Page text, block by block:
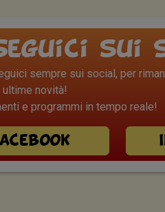
sui
sempre sui social, per
ultime novità!
e programmi in tempo reale!